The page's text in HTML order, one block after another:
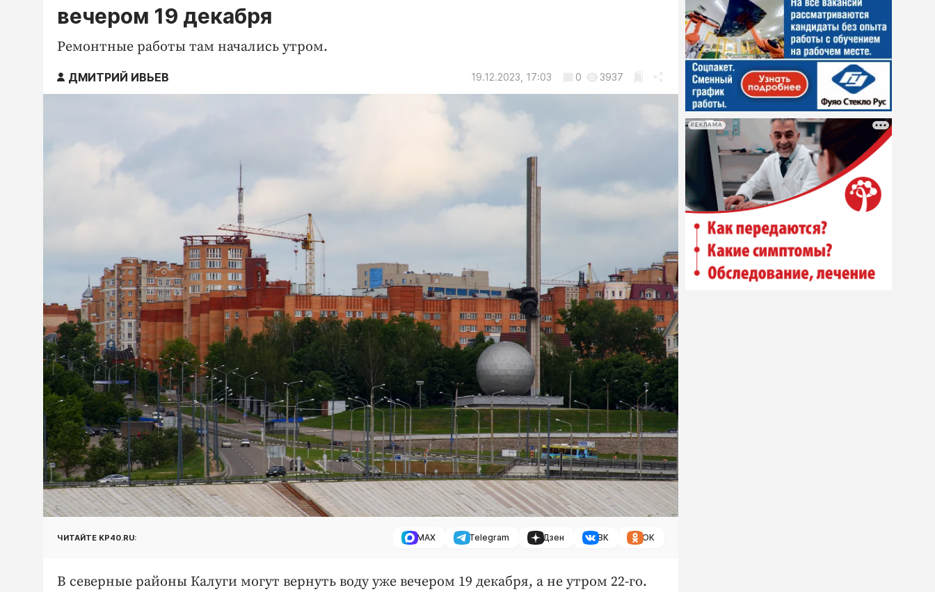
вечером 19 декабря
Ремонтные работы там начались утром.
ДМИТРИЙ ИВЬЕВ 19.12.2023, 17:03 0 3937
ЧИТАЙТЕ KP40.RU: MAX Telegram Дзен ВК ОК
В северные районы Калуги могут вернуть воду уже вечером 19 декабря, а не утром 22-го.
РЕКЛАМА